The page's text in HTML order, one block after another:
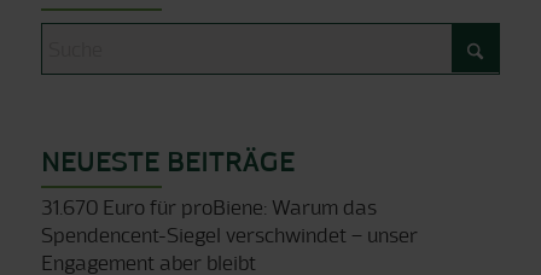
NEUESTE BEITRÄGE
31.670 Euro für proBiene: Warum das
Spendencent-Siegel verschwindet – unser
Engagement aber bleibt